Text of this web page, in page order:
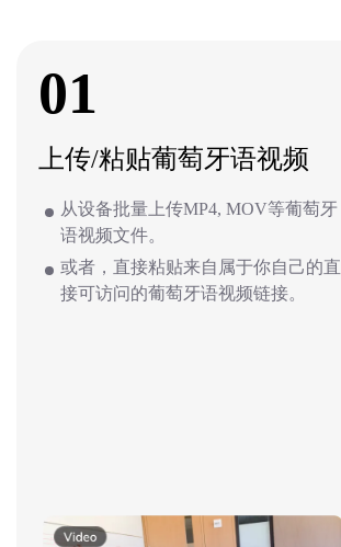
01
上传/粘贴葡萄牙语视频
从设备批量上传MP4, MOV等葡萄牙
语视频文件。
或者，直接粘贴来自属于你自己的直
接可访问的葡萄牙语视频链接。